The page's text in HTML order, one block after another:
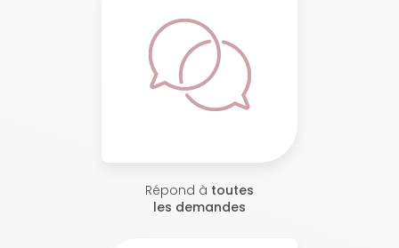
Répond à toutes
les demandes